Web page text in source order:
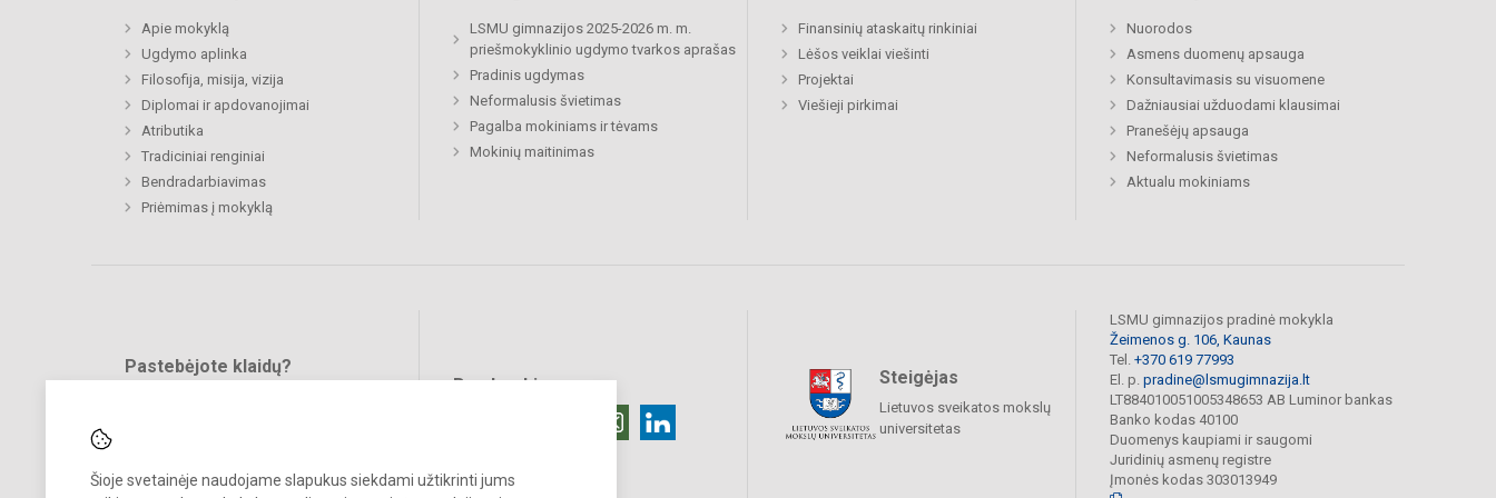
Šioje svetainėje naudojame slapukus siekdami užtikrinti jums
Apie mokyklą
Ugdymo aplinka
Filosofija, misija, vizija
Diplomai ir apdovanojimai
Atributika
Tradiciniai renginiai
Bendradarbiavimas
Priėmimas į mokyklą
LSMU gimnazijos 2025-2026 m. m.
priešmokyklinio ugdymo tvarkos aprašas
Pradinis ugdymas
Neformalusis švietimas
Pagalba mokiniams ir tėvams
Mokinių maitinimas
Finansinių ataskaitų rinkiniai
Lėšos veiklai viešinti
Projektai
Viešieji pirkimai
Nuorodos
Asmens duomenų apsauga
Konsultavimasis su visuomene
Dažniausiai užduodami klausimai
Pranešėjų apsauga
Neformalusis švietimas
Aktualu mokiniams
Pastebėjote klaidų?
Bendraukime Steigėjas
Lietuvos sveikatos mokslų
universitetas
LSMU gimnazijos pradinė mokykla
Žeimenos g. 106, Kaunas
Tel. +370 619 77993
El. p. pradine@lsmugimnazija.lt
LT884010051005348653 AB Luminor bankas
Banko kodas 40100
Duomenys kaupiami ir saugomi
Juridinių asmenų registre
Įmonės kodas 303013949